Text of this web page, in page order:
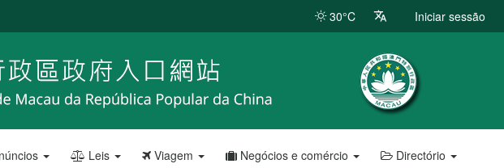
30°C Iniciar sessão
Leis Viagem Negócios e comércio Directório